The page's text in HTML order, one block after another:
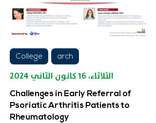
College arch
الثلاثاء، ١٦ كانون الثاني ٢٠٢٤
Challenges in Early Referral of
Psoriatic Arthritis Patients to
Rheumatology